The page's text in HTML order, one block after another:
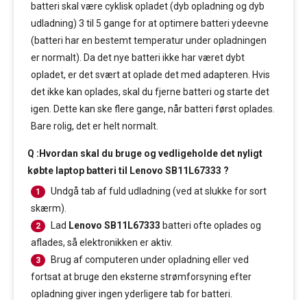
batteri skal være cyklisk opladet (dyb opladning og dyb
udladning) 3 til 5 gange for at optimere batteri ydeevne
(batteri har en bestemt temperatur under opladningen
er normalt). Da det nye batteri ikke har været dybt
opladet, er det svært at oplade det med adapteren. Hvis
det ikke kan oplades, skal du fjerne batteri og starte det
igen. Dette kan ske flere gange, når batteri først oplades.
Bare rolig, det er helt normalt.
Q :Hvordan skal du bruge og vedligeholde det nyligt
købte laptop batteri til Lenovo SB11L67333 ?
1
Undgå tab af fuld udladning (ved at slukke for sort
skærm).
2 Lad Lenovo SB11L67333 batteri ofte oplades og
aflades, så elektronikken er aktiv.
3
Brug af computeren under opladning eller ved
fortsat at bruge den eksterne strømforsyning efter
opladning giver ingen yderligere tab for batteri.